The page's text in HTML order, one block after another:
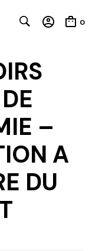
0
–
A
DU